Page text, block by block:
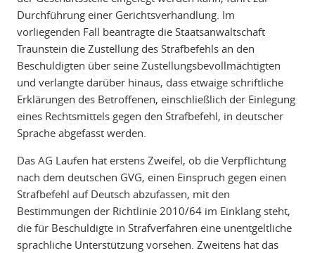
Durchführung einer Gerichtsverhandlung. Im
vorliegenden Fall beantragte die Staatsanwaltschaft
Traunstein die Zustellung des Strafbefehls an den
Beschuldigten über seine Zustellungsbevollmächtigten
und verlangte darüber hinaus, dass etwaige schriftliche
Erklärungen des Betroffenen, einschließlich der Einlegung
eines Rechtsmittels gegen den Strafbefehl, in deutscher
Sprache abgefasst werden.
Das AG Laufen hat erstens Zweifel, ob die Verpflichtung
nach dem deutschen GVG, einen Einspruch gegen einen
Strafbefehl auf Deutsch abzufassen, mit den
Bestimmungen der Richtlinie 2010/64 im Einklang steht,
die für Beschuldigte in Strafverfahren eine unentgeltliche
sprachliche Unterstützung vorsehen. Zweitens hat das